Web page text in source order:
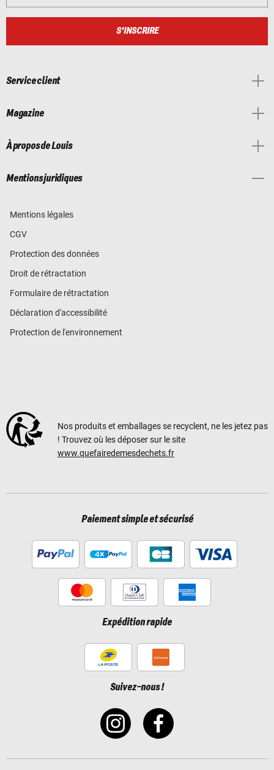
S'INSCRIRE
Service client
Magazine
À propos de Louis
Mentions juridiques
Mentions légales
CGV
Protection des données
Droit de rétractation
Formulaire de rétractation
Déclaration d'accessibilité
Protection de l'environnement
Nos produits et emballages se recyclent, ne les jetez pas
! Trouvez où les déposer sur le site
www.quefairedemesdechets.fr
Paiement simple et sécurisé
Expédition rapide
Suivez-nous !